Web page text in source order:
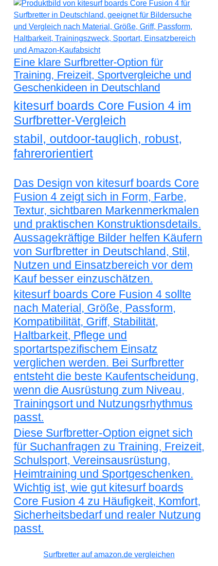
Eine klare Surfbretter-Option für
Training, Freizeit, Sportvergleiche und
Geschenkideen in Deutschland
kitesurf boards Core Fusion 4 im
Surfbretter-Vergleich
stabil, outdoor-tauglich, robust,
fahrerorientiert
Das Design von kitesurf boards Core
Fusion 4 zeigt sich in Form, Farbe,
Textur, sichtbaren Markenmerkmalen
und praktischen Konstruktionsdetails.
Aussagekräftige Bilder helfen Käufern
von Surfbretter in Deutschland, Stil,
Nutzen und Einsatzbereich vor dem
Kauf besser einzuschätzen.
kitesurf boards Core Fusion 4 sollte
nach Material, Größe, Passform,
Kompatibilität, Griff, Stabilität,
Haltbarkeit, Pflege und
sportartspezifischem Einsatz
verglichen werden. Bei Surfbretter
entsteht die beste Kaufentscheidung,
wenn die Ausrüstung zum Niveau,
Trainingsort und Nutzungsrhythmus
passt.
Diese Surfbretter-Option eignet sich
für Suchanfragen zu Training, Freizeit,
Schulsport, Vereinsausrüstung,
Heimtraining und Sportgeschenken.
Wichtig ist, wie gut kitesurf boards
Core Fusion 4 zu Häufigkeit, Komfort,
Sicherheitsbedarf und realer Nutzung
passt.
Surfbretter auf amazon.de vergleichen